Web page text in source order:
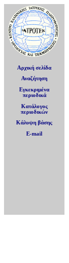
Αρχική σελίδα
Αναζήτηση
Εγκεκριμένα
περιοδικά
Κατάλογος
περιοδικών
Κάλυψη βάσης
E-mail